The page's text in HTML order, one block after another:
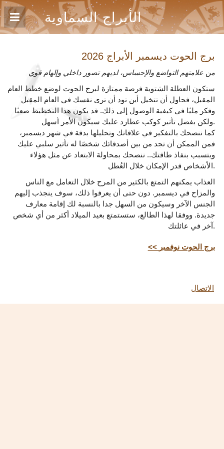
الأبراج السماوية
برج الحوت ديسمبر الأبراج 2026
من علامتهم التواضع والإحساس، لديهم تصور داخلي وإلهام قوي
ستكون العطلة الشتوية فرصة ممتازة لبرج الحوت لوضع خطط العام
المقبل، فحاول أن تتخيل أين تود أن ترى نفسك في العام المقبل
وفكر مليًا في كيفية الوصول إلى ذلك. قد يكون هذا التخطيط صعبًا
ولكن بفضل تأثير كوكب عطارد عليك سيكون الأمر أسهل.
كما ننصحك بالتفكير في علاقاتك وتحليلها بدقة في شهر ديسمبر،
فمن الممكن أن تجد من بين أصدقائك شخصًا له تأثير سلبي عليك
ويتسبب بنفاذ طاقتك.. ننصحك بمحاولة الابتعاد عن مثل هؤلاء
الأشخاص قدر الإمكان خلال العُطل.
العذاب يمكنهم التمتع بالكثير من المرح خلال التعامل مع الناس
والمزاح في ديسمبر. دون حتى أن يعرفوا ذلك، سوف ينجذب إليهم
الجنس الآخر وسيكون من السهل جدا بالنسبة لك إقامة معارف
جديدة. ووفقا لهذا الطالع، ستستمتع بعيد الميلاد أكثر من أي شخص
آخر في عائلتك.
<< برج الحوت نوفمبر
الاتصال